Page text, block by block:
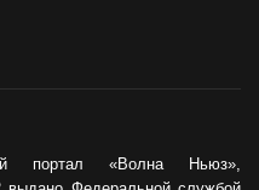
портал «Волна Ньюз»,